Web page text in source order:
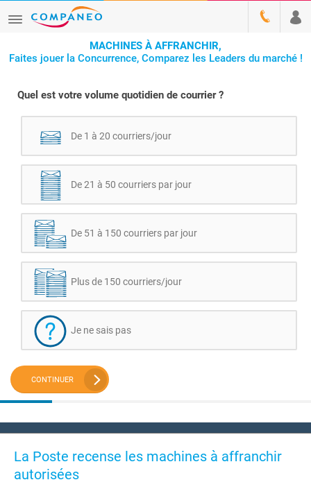
MACHINES À AFFRANCHIR,
Faites jouer la Concurrence, Comparez les Leaders du marché !
Quel est votre volume quotidien de courrier ?
De 1 à 20 courriers/jour
De 21 à 50 courriers par jour
De 51 à 150 courriers par jour
Plus de 150 courriers/jour
Je ne sais pas
CONTINUER
La Poste recense les machines à affranchir
autorisées